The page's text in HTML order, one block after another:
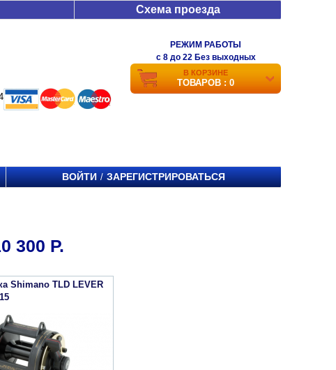
Схема проезда
РЕЖИМ РАБОТЫ
c 8 до 22 Без выходных
В КОРЗИНЕ
ТОВАРОВ : 0
ВОЙТИ / ЗАРЕГИСТРИРОВАТЬСЯ
300 Р.
Shimano TLD LEVER